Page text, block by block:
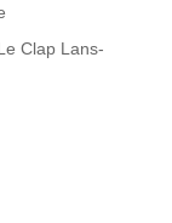
Clap Lans-